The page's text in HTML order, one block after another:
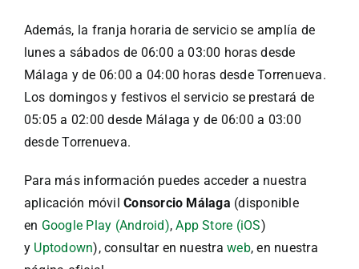
Además, la franja horaria de servicio se amplía de
lunes a sábados de 06:00 a 03:00 horas desde
Málaga y de 06:00 a 04:00 horas desde Torrenueva.
Los domingos y festivos el servicio se prestará de
05:05 a 02:00 desde Málaga y de 06:00 a 03:00
desde Torrenueva.
Para más información puedes acceder a nuestra
aplicación móvilConsorcio Málaga (disponible
en Google Play (Android),App Store (iOS)
y Uptodown), consultar en nuestraweb, en nuestra